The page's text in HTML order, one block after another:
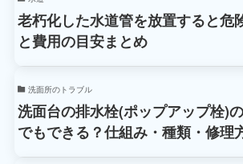
老朽化した水道管を放置すると危
と費用の目安まとめ
洗面所のトラブル
洗面台の排水栓(ポップアップ栓)
でもできる？仕組み・種類・修理